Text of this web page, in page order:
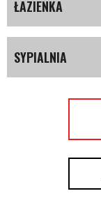
ŁAZIENKA
SYPIALNIA